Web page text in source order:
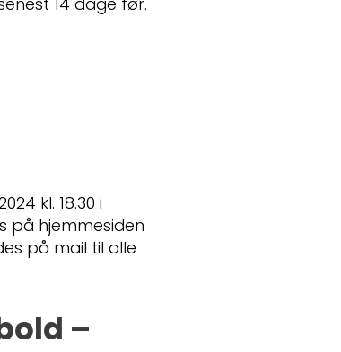
kl. 18.30 i
på hjemmesiden
på mail til alle
–